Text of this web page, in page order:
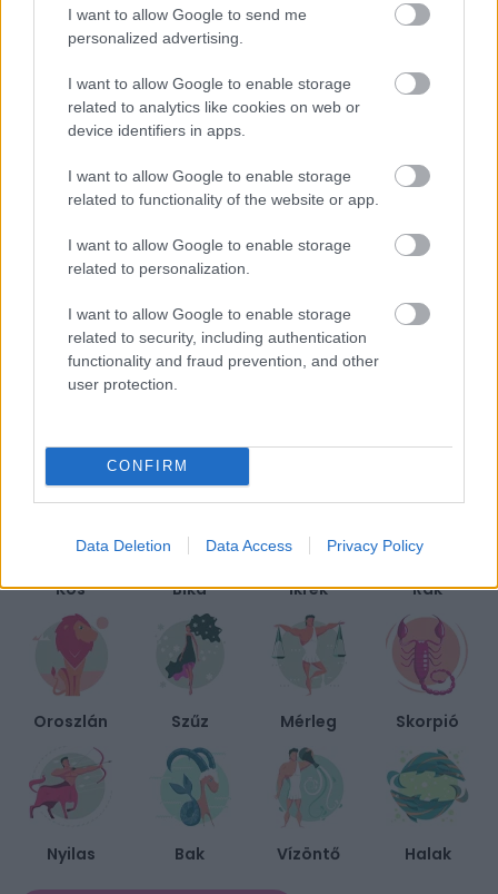
I want to allow Google to send me
personalized advertising.
I want to allow Google to enable storage
related to analytics like cookies on web or
device identifiers in apps.
I want to allow Google to enable storage
related to functionality of the website or app.
I want to allow Google to enable storage
related to personalization.
I want to allow Google to enable storage
related to security, including authentication
functionality and fraud prevention, and other
user protection.
CONFIRM
Data Deletion Data Access Privacy Policy
tapasztalataim 5 ott töltött nap után
teljes Napfogyatkozás hoz új kezdetet
Nem az a csillagjegyed, aminek eddig hitted? Így működik a
3 dolog, ami segített elfogadni a gyermekem
Melyik csillagjegy vonzza a legkönnyebben a pénzt idén
Ki van a Pókember maszk mögött? Minden, amit Tom
Hollandról tudni érdemes
BIEN.HU HOROSZKÓP
Kos Bika Ikrek Rák
Oroszlán Szűz Mérleg Skorpió
Nyilas Bak Vízöntő Halak